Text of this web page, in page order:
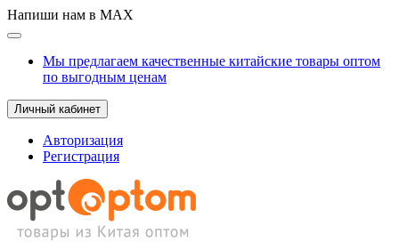
Напиши нам в MAX
Мы предлагаем качественные китайские товары оптом
по выгодным ценам
Личный кабинет
Авторизация
Регистрация